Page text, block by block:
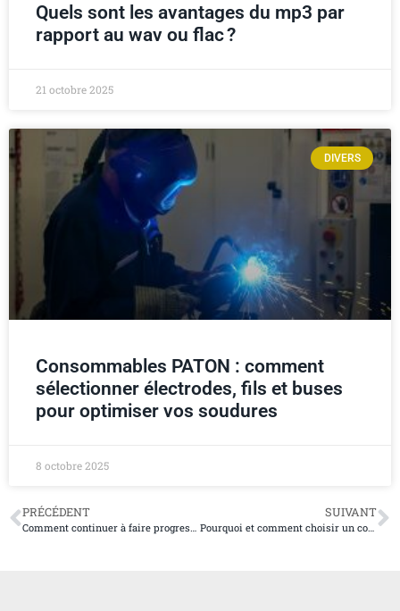
Quels sont les avantages du mp3 par
rapport au wav ou flac ?
21 octobre 2025
DIVERS
Consommables PATON : comment
sélectionner électrodes, fils et buses
pour optimiser vos soudures
8 octobre 2025
PRÉCÉDENT SUIVANT
Pourquoi et comment choisir un convertisseur MP3 de vidéo YouTube ?